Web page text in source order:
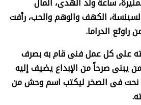
السبنسة، الكهف والوهم والحب، رأفت
راوئع الدراما.
على كل عمل فنى قام به بصرف
يبنى صرحاً من الإبداع يضيف إليه
نحت فى الصخر ليكتب اسم وحش من
.